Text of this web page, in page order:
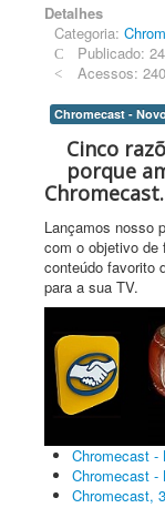
Detalhes
Categoria:
Publicado:
Acessos:
Chromecast -
Cinco
porque
Chromecast.
Lançamos nosso
com o objetivo de
conteúdo favorito
para a sua TV.
Chromecast -
Chromecast -
Chromecast,